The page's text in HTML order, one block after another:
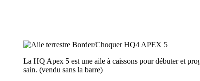
La HQ Apex 5 est une aile à caissons pour débuter et
sain. (vendu sans la barre)